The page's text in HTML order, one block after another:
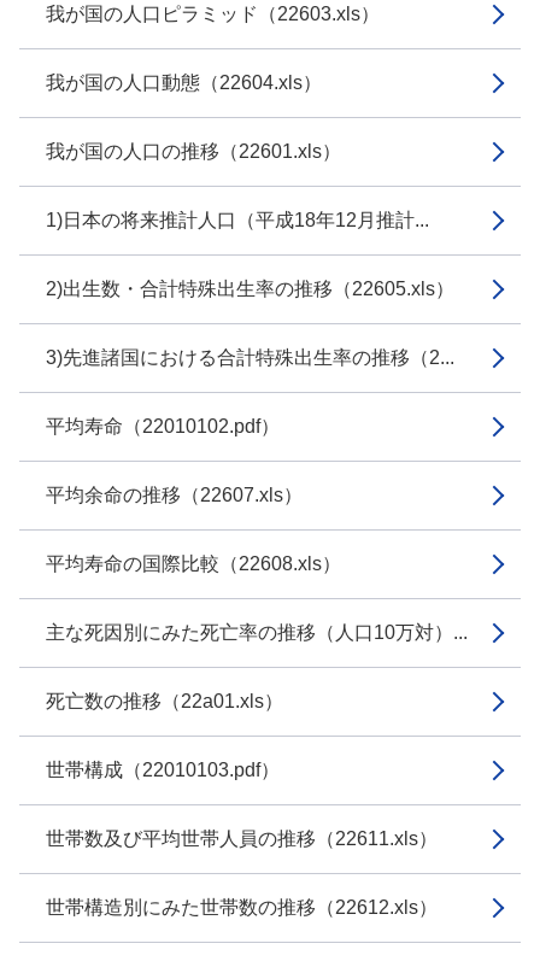
我が国の人口ピラミッド（22603.xls）
我が国の人口動態（22604.xls）
我が国の人口の推移（22601.xls）
1)日本の将来推計人口（平成18年12月推計...
2)出生数・合計特殊出生率の推移（22605.xls）
3)先進諸国における合計特殊出生率の推移（2...
平均寿命（22010102.pdf）
平均余命の推移（22607.xls）
平均寿命の国際比較（22608.xls）
主な死因別にみた死亡率の推移（人口10万対）...
死亡数の推移（22a01.xls）
世帯構成（22010103.pdf）
世帯数及び平均世帯人員の推移（22611.xls）
世帯構造別にみた世帯数の推移（22612.xls）